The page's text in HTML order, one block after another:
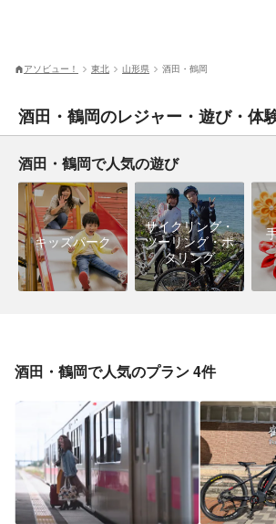
アソビュー！ 東北 山形県 酒田・鶴岡
酒田・鶴岡のレジャー・遊び・体
酒田・鶴岡で人気の遊び
キッズパーク
サイクリング・
ツーリング・ポ
タリング
酒田・鶴岡で人気のプラン 4件